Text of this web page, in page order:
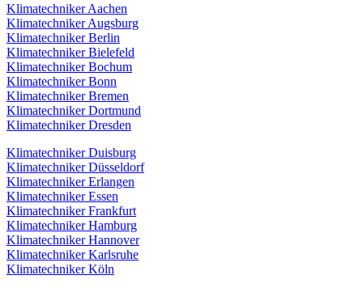
Klimatechniker Aachen
Klimatechniker Augsburg
Klimatechniker Berlin
Klimatechniker Bielefeld
Klimatechniker Bochum
Klimatechniker Bonn
Klimatechniker Bremen
Klimatechniker Dortmund
Klimatechniker Dresden
Klimatechniker Duisburg
Klimatechniker Düsseldorf
Klimatechniker Erlangen
Klimatechniker Essen
Klimatechniker Frankfurt
Klimatechniker Hamburg
Klimatechniker Hannover
Klimatechniker Karlsruhe
Klimatechniker Köln